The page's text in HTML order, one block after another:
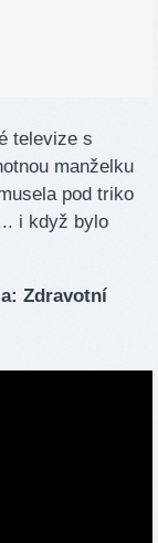
televize s
manželku
pod triko
i když bylo
Zdravotní